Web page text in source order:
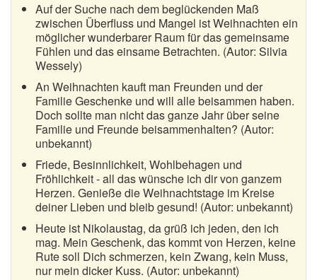
Auf der Suche nach dem beglückenden Maß
zwischen Überfluss und Mangel ist Weihnachten ein
möglicher wunderbarer Raum für das gemeinsame
Fühlen und das einsame Betrachten. (Autor: Silvia
Wessely)
An Weihnachten kauft man Freunden und der
Familie Geschenke und will alle beisammen haben.
Doch sollte man nicht das ganze Jahr über seine
Familie und Freunde beisammenhalten? (Autor:
unbekannt)
Friede, Besinnlichkeit, Wohlbehagen und
Fröhlichkeit - all das wünsche ich dir von ganzem
Herzen. Genieße die Weihnachtstage im Kreise
deiner Lieben und bleib gesund! (Autor: unbekannt)
Heute ist Nikolaustag, da grüß ich jeden, den ich
mag. Mein Geschenk, das kommt von Herzen, keine
Rute soll Dich schmerzen, kein Zwang, kein Muss,
nur mein dicker Kuss. (Autor: unbekannt)